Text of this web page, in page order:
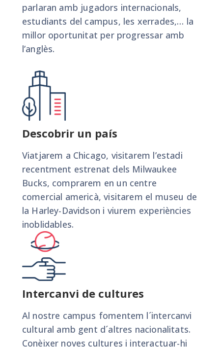
Consulta el nostre
Contacta amb nosaltres
parlaran amb jugadors internacionals,
estudiants del campus, les xerrades,… la
millor oportunitat per progressar amb
l’anglès.
Descobrir un país
Viatjarem a Chicago, visitarem l’estadi
recentment estrenat dels Milwaukee
Bucks, comprarem en un centre
comercial americà, visitarem el museu de
la Harley-Davidson i viurem experiències
inoblidables.
Intercanvi de cultures
Al nostre campus fomentem l´intercanvi
cultural amb gent d´altres nacionalitats.
Conèixer noves cultures i interactuar-hi